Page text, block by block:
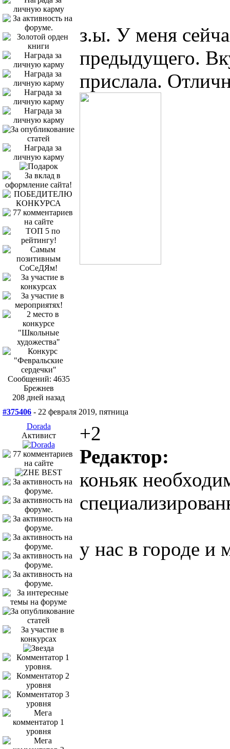
Сообщений: 4635
Брежнев
208 дней назад
з.ы. У меня
предыдущего.
прислала.
#375406 - 22 февраля 2019, пятница
Dorada
Активист
+2
Редактор:
коньяк
у нас в городе и